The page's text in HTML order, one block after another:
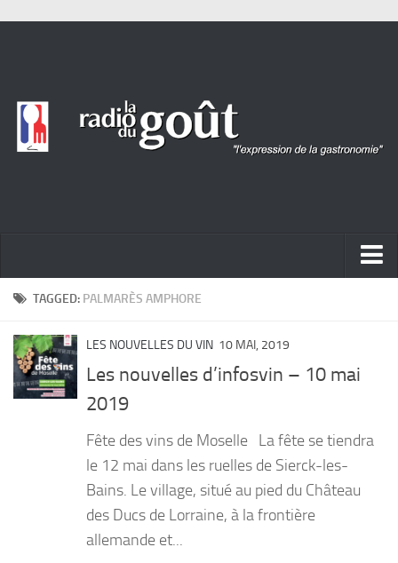
ACTUALITÉ
PORTRAITS
LIVRES
Desserts
TAGGED: PALMARÈS AMPHORE
LES NOUVELLES DU VIN 10 MAI, 2019
Les nouvelles d’infosvin – 10 mai
2019
Fête des vins de Moselle La fête se tiendra
le 12 mai dans les ruelles de Sierck-les-
Bains. Le village, situé au pied du Château
des Ducs de Lorraine, à la frontière
allemande et...